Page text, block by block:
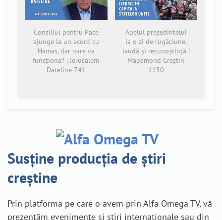
Consiliul pentru Pace
ajunge la un acord cu
Hamas, dar oare va
funcționa? | Jerusalem
Dateline 741
Apelul președintelui
la o zi de rugăciune,
laudă și recunoștință |
Mapamond Creștin
1150
Susține producția de știri
creștine
Prin platforma pe care o avem prin Alfa Omega TV, vă
prezentăm evenimente și știri internaționale sau din